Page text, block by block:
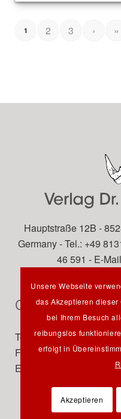
1 2 3 › »
Hauptstraße 12B -
Germany - Tel.: +49
46 591 - E-
Contact
Tel.: +49 89 742827-0
Fax: +49 89 7242772
E-Mail:
info@pfeil-
Unsere Webseite
das Akzeptieren
bei Ihrem Besuch
reibungslos
erfolgt in
Akzeptieren